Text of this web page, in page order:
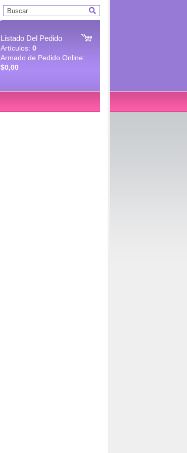
Listado Del Pedido
Artículos: 0
Armado de Pedido Online:
$0,00